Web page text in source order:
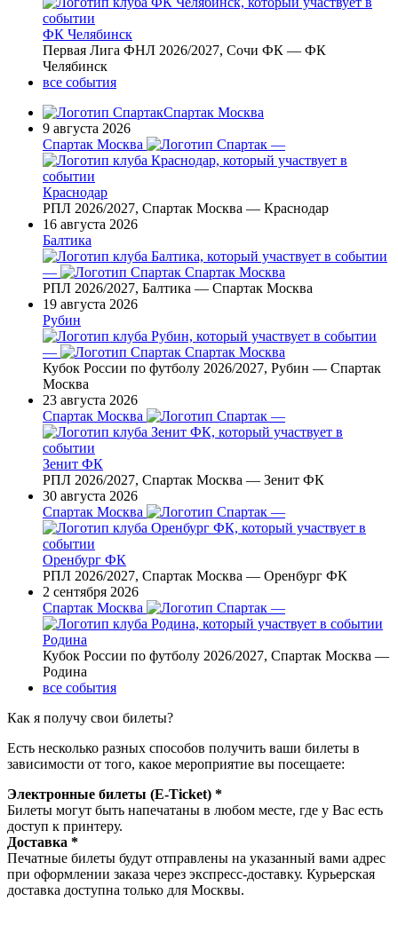
ФК Челябинск
Первая Лига ФНЛ 2026/2027, Сочи ФК — ФК
Челябинск
все события
Спартак Москва
9 августа 2026
Спартак Москва
—
Краснодар
РПЛ 2026/2027, Спартак Москва — Краснодар
16 августа 2026
Балтика
—
Спартак Москва
РПЛ 2026/2027, Балтика — Спартак Москва
19 августа 2026
Рубин
—
Спартак Москва
Кубок России по футболу 2026/2027, Рубин — Спартак
Москва
23 августа 2026
Спартак Москва
—
Зенит ФК
РПЛ 2026/2027, Спартак Москва — Зенит ФК
30 августа 2026
Спартак Москва
—
Оренбург ФК
РПЛ 2026/2027, Спартак Москва — Оренбург ФК
2 сентября 2026
Спартак Москва
—
Родина
Кубок России по футболу 2026/2027, Спартак Москва —
Родина
все события
Как я получу свои билеты?
Есть несколько разных способов получить ваши билеты в
зависимости от того, какое мероприятие вы посещаете:
Электронные билеты (E-Ticket) *
Билеты могут быть напечатаны в любом месте, где у Вас есть
доступ к принтеру.
Доставка *
Печатные билеты будут отправлены на указанный вами адрес
при оформлении заказа через экспресс-доставку. Курьерская
доставка доступна только для Москвы.